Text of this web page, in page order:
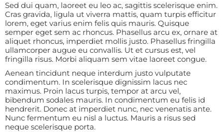
Sed dui quam, laoreet eu leo ac, sagittis scelerisque enim.
Cras gravida, ligula ut viverra mattis, quam turpis efficitur
lorem, eget varius enim felis quis mauris. Quisque
semper eget sem ac rhoncus. Phasellus arcu ex, ornare at
aliquet rhoncus, imperdiet mollis justo. Phasellus fringilla
ullamcorper augue eu convallis. Ut et cursus est, vel
fringilla risus. Morbi aliquam sem vitae laoreet congue.
Aenean tincidunt neque interdum justo vulputate
condimentum. In scelerisque dignissim lacus nec
maximus. Proin lacus turpis, tempor at arcu vel,
bibendum sodales mauris. In condimentum eu felis id
hendrerit. Donec at imperdiet nunc, nec venenatis ante.
Nunc fermentum eu nisl a luctus. Mauris a risus sed
neque scelerisque porta.